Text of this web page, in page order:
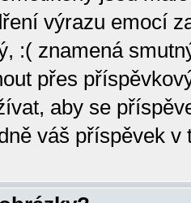
výrazu emocí
:( znamená
přes
aby se
váš příspěvek v